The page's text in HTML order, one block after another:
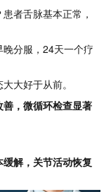
者舌脉基本正常，
分服，24天一个疗
大好于从前。
，微循环检查显著
缓解，关节活动恢复